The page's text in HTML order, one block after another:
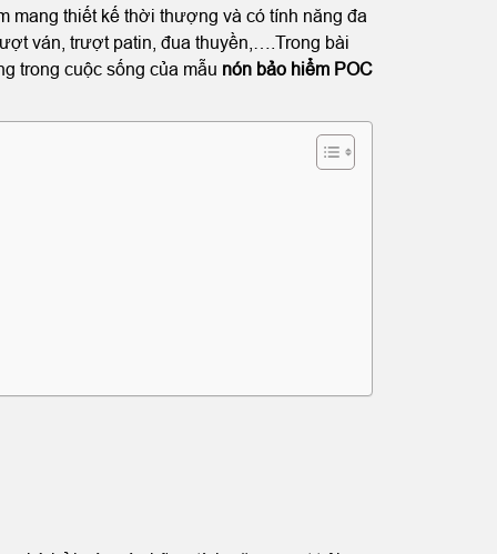
mang thiết kế thời thượng và có tính năng đa
ván, trượt patin, đua thuyền,….Trong bài
trong cuộc sống của mẫu nón bảo hiểm POC